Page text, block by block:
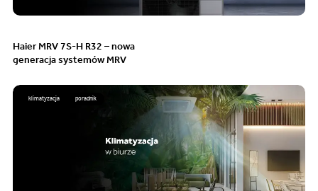
Haier MRV 7S-H R32 – nowa
generacja systemów MRV
klimatyzacja poradnik